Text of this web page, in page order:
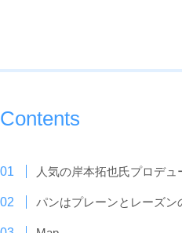
Contents
人気の岸本拓也氏プロデュ
パンはプレーンとレーズン